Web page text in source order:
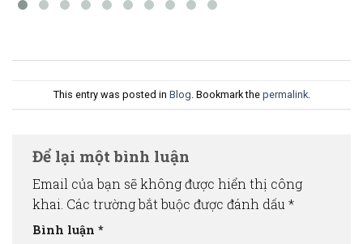
This entry was posted in Blog . Bookmark the permalink.
Để lại một bình luận
Email của bạn sẽ không được hiển thị công
khai. Các trường bắt buộc được đánh dấu *
Bình luận *